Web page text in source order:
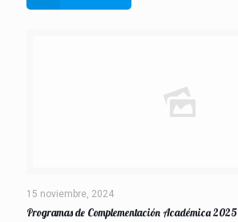
15 noviembre, 2024
Programas de Complementación Académica 2025